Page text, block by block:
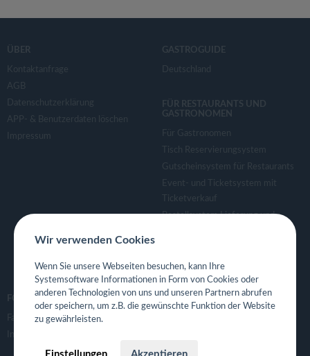
ÜBER
Kontaktanfrage
AGB
Datenschutzerklärung
APP- & Benutzerdaten löschen
Impressum
GASTROGUIDE
Deutschland
FÜR RESTAURANTS UND
GASTRONOMEN
Für Gastronomen
Tisch Reservierungsystem
Gutscheinsystem für Restaurants
Event- und Ticketsystem mit
Ticketverkauf
Bestellsystem Lieferung und
Eigene App für Restaurant
FOLGE UNS
Facebook
Instagram
Wir verwenden Cookies
Wenn Sie unsere Webseiten besuchen, kann Ihre
Systemsoftware Informationen in Form von Cookies oder
anderen Technologien von uns und unseren Partnern abrufen
oder speichern, um z.B. die gewünschte Funktion der Website
zu gewährleisten.